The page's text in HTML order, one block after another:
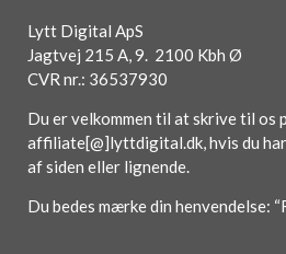
Lytt Digital ApS
Jagtvej 215 A, 9. 2100 Kbh Ø
CVR nr.: 36537930
Du er velkommen til at skrive til os
affiliate[@]lyttdigital.dk, hvis du
af siden eller lignende.
Du bedes mærke din henvendelse: